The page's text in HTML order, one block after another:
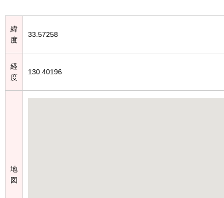
緯
度
33.57258
経
度
130.40196
地
図